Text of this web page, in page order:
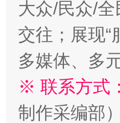
大众/民众/
交往；展现“
多媒体、多
※ 联系方式：
制作采编部）